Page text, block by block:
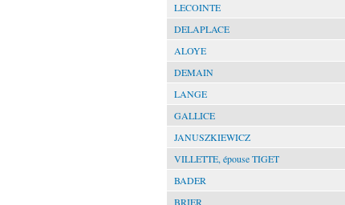
LECOINTE
DELAPLACE
ALOYE
DEMAIN
LANGE
GALLICE
JANUSZKIEWICZ
VILLETTE, épouse TIGET
BADER
BRIER